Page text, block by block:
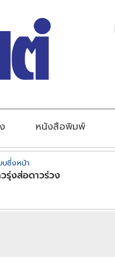
หนังสือพิมพ์
บซึ่งหน้า
รุ่งส่อดาวร่วง